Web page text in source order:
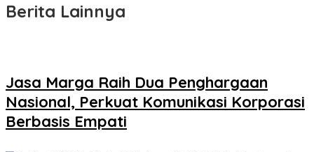
Berita Lainnya
Jasa Marga Raih Dua Penghargaan
Nasional, Perkuat Komunikasi Korporasi
Berbasis Empati